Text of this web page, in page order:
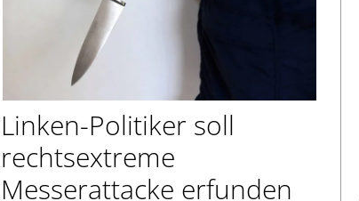
Linken-Politiker soll
rechtsextreme
Messerattacke erfunden